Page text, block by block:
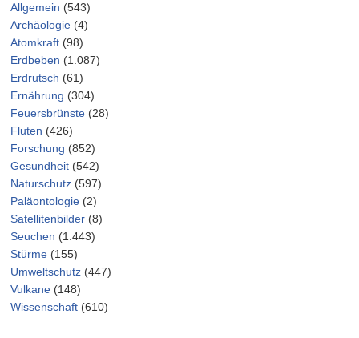
Allgemein (543)
Archäologie (4)
Atomkraft (98)
Erdbeben (1.087)
Erdrutsch (61)
Ernährung (304)
Feuersbrünste (28)
Fluten (426)
Forschung (852)
Gesundheit (542)
Naturschutz (597)
Paläontologie (2)
Satellitenbilder (8)
Seuchen (1.443)
Stürme (155)
Umweltschutz (447)
Vulkane (148)
Wissenschaft (610)